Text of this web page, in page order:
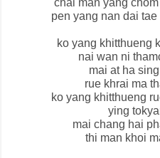
chai man yang
pen yang nan dai
ko yang khitthueng
nai wan ni
mai at ha
rue khrai ma
ko yang khitthueng
ying
mai chang hai
thi man khoi